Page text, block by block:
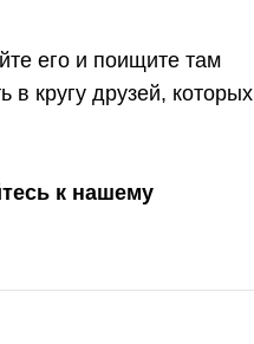
его и поищите там
кругу друзей, которых
к нашему